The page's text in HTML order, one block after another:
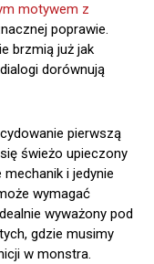
motywem z
poprawie.
brzmią już jak
dorównują
pierwszą
świeżo upieczony
i jedynie
wymagać
wyważony pod
gdzie musimy
w monstra.